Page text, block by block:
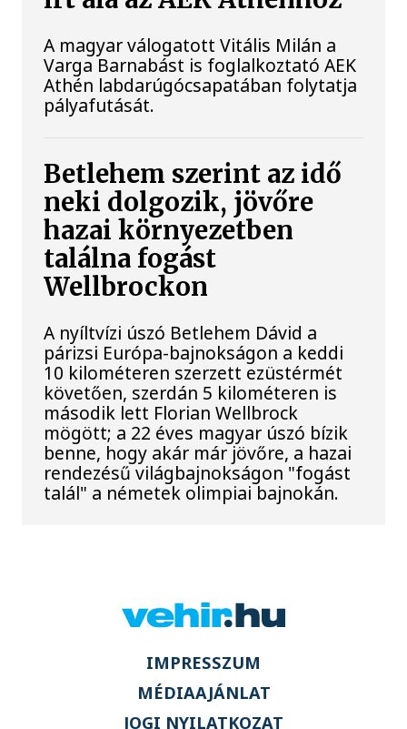
A magyar válogatott Vitális Milán a
Varga Barnabást is foglalkoztató AEK
Athén labdarúgócsapatában folytatja
pályafutását.
Betlehem szerint az idő
neki dolgozik, jövőre
hazai környezetben
találna fogást
Wellbrockon
A nyíltvízi úszó Betlehem Dávid a
párizsi Európa-bajnokságon a keddi
10 kilométeren szerzett ezüstérmét
követően, szerdán 5 kilométeren is
második lett Florian Wellbrock
mögött; a 22 éves magyar úszó bízik
benne, hogy akár már jövőre, a hazai
rendezésű világbajnokságon "fogást
talál" a németek olimpiai bajnokán.
IMPRESSZUM
MÉDIAAJÁNLAT
JOGI NYILATKOZAT